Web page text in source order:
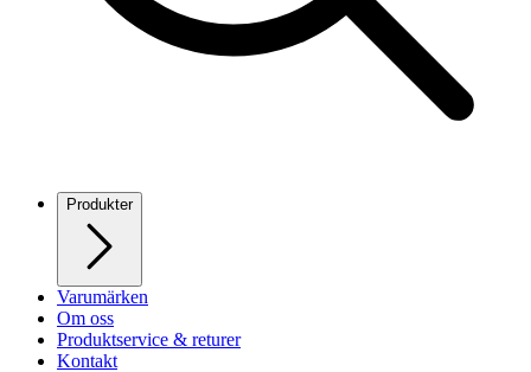
Produkter
Varumärken
Om oss
Produktservice & returer
Kontakt